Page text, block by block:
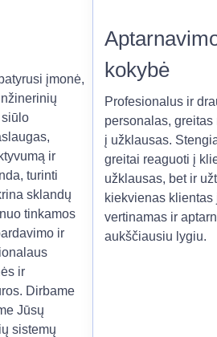
įmonė,
ir
turinti
sklandų
tinkamos
ir
ir
Dirbame
Jūsų
sistemų
kokybė
Profesionalus ir
personalas, greitas
į užklausas.
greitai reaguoti į
užklausas, bet ir
kiekvienas klientas
vertinamas ir
aukščiausiu lygiu.